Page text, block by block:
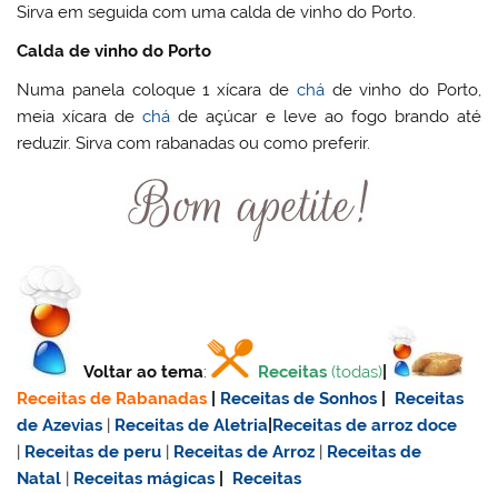
Sirva em seguida com uma calda de vinho do Porto.
Calda de vinho do Porto
Numa panela coloque 1 xícara de cháde vinho do Porto,
meia xícara dechá de açúcar e leve ao fogo brando até
reduzir. Sirva com rabanadas ou como preferir.
Voltar ao tema: Receitas (todas)
Receitas de Rabanadas
Receitas de Sonhos
Receitas
de Azevias | Receitas de Aletria Receitas dearroz doce
| Receitas de peru | Receitas de Arroz | Receitas de
Natal | Receitas mágicas
Receitas